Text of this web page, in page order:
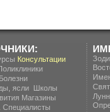
Консультации
Болезни
ясли Школы
Магазины
Специалисты